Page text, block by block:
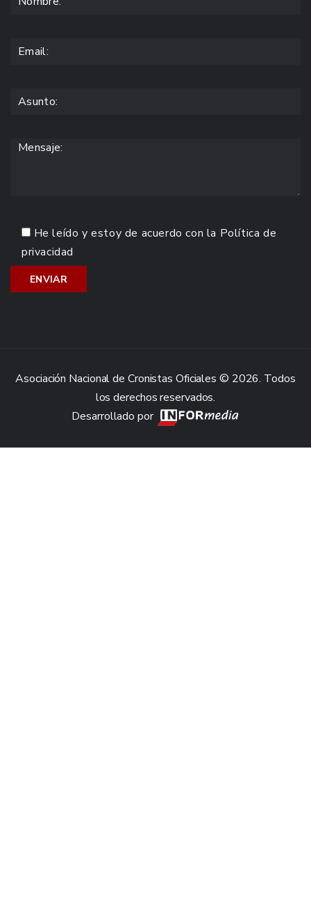
He leído y estoy de acuerdo con la Política de
privacidad
Asociación Nacional de Cronistas Oficiales © 2026. Todos
los derechos reservados.
Desarrollado por